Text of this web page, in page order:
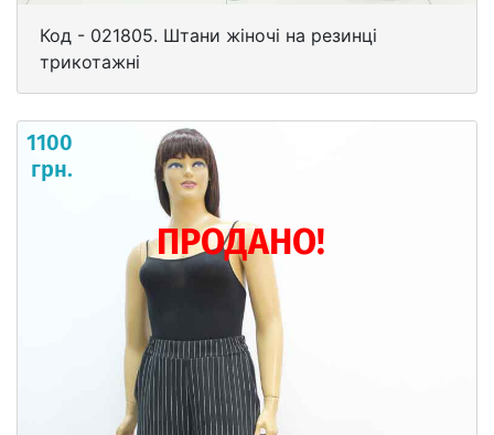
Код - 021805. Штани жіночі на резинці
трикотажні
1100
грн.
ПРОДАНО!